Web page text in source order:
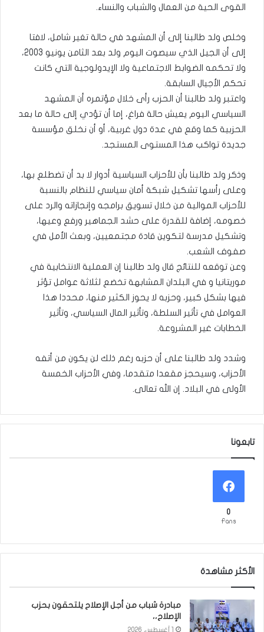
القوى الحية من العمال والشباب والنساء.
وخلص ولد طالبنا إلى أن المشهد في حالة تغير شامل، لافتا
إلى أن الجيل الذي سيصوت اليوم ولد بعد الثامن يونيو 2003،
ولا تحكمه الضوابط الاجتماعية ولا الإيدولوجية التي كانت
تحكم الأجيال السابقة.
واعتبر ولد طالبنا أن الحزب رأى خلال مؤتمره أن المشهد
السياسي اليوم يعيش حالة فراغ، إما أن تؤدي إلى حالة ما بعد
الحزبية كما وقع في عدة دول غربية، أو أن نخلق مؤسسة
جديدة تواكب هذا المستوى المستجد.
وذكر ولد طالبنا بأن للأحزاب السياسية أدوار لا بد أن تضطلع بها،
وعلى رأسها تشكيل شبكة أمان سياسي للنظام بالنسبة
للأحزاب الموالية من خلال تسويق برامجه وإنجازاته والرد على
خصومه، إضافة للقدرة على حشد الجماهير ورفع وعيها،
وتشكيل مدرسة لتكوين قادة مجتمعيين، وبعث الأمل في
صفوف الشعب.
وعن توقعه للنتائج قال ولد طالبنا إن العملية الانتخابية في
موريتانيا و في البلدان المشابهة تخضع لثلاثة عوامل تؤثر
فيها بشكل كبير، وحزبه لا يحوز الكثير منها، محددا هذا
العوامل في تأثير السلطة، وتأثير المال السياسي، وتأثير
الخطابات غير المشروعة.
وشدد ولد طالبنا على أن حزبه رغم ذلك لن يكون من أتفه
الأحزاب، وسيحجز مقعدا متقدما، وفي الأحزاب الخمسة
الأولى في البلاد. إن الله تعالى.
تابعونا
0
Fans
الأكثر مشاهدة
مبادرة شباب من أجل الإصلاح يلتحقون بحزب
الإصلاح،،